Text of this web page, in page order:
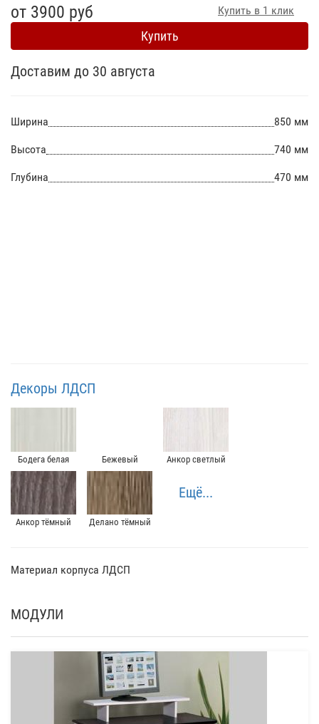
Купить в 1 клик
от 3900 руб
Купить
Доставим до 30 августа
Ширина 850 мм
Высота 740 мм
Глубина 470 мм
Декоры ЛДСП
Бодега белая Бежевый Анкор светлый
Анкор тёмный Делано тёмный
Ещё...
Материал корпуса ЛДСП
МОДУЛИ